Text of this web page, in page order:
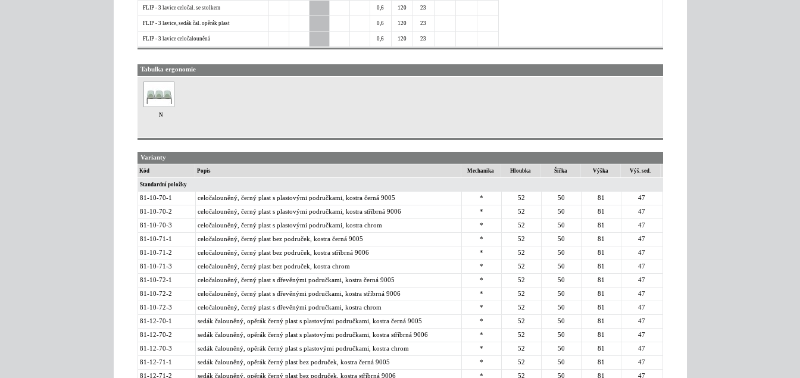
FLIP - 3 lavice celočal. se stolkem 0,6 120 23
FLIP - 3 lavice, sedák čal. opěrák plast 0,6 120 23
FLIP - 3 lavice celočalouněná 0,6 120 23
Tabulka ergonomie
N
Varianty
Kód Popis Mechanika Hloubka Šířka Výška Výš. sed.
Standardní položky
81-10-70-1 celočalouněný, černý plast s plastovými područkami, kostra černá 9005 * 52 50 81 47
81-10-70-2 celočalouněný, černý plast s plastovými područkami, kostra stříbrná 9006 * 52 50 81 47
81-10-70-3 celočalouněný, černý plast s plastovými područkami, kostra chrom * 52 50 81 47
81-10-71-1 celočalouněný, černý plast bez područek, kostra černá 9005 * 52 50 81 47
81-10-71-2 celočalouněný, černý plast bez područek, kostra stříbrná 9006 * 52 50 81 47
81-10-71-3 celočalouněný, černý plast bez područek, kostra chrom * 52 50 81 47
81-10-72-1 celočalouněný, černý plast s dřevěnými područkami, kostra černá 9005 * 52 50 81 47
81-10-72-2 celočalouněný, černý plast s dřevěnými područkami, kostra stříbrná 9006 * 52 50 81 47
81-10-72-3 celočalouněný, černý plast s dřevěnými područkami, kostra chrom * 52 50 81 47
81-12-70-1 sedák čalouněný, opěrák černý plast s plastovými područkami, kostra černá 9005 * 52 50 81 47
81-12-70-2 sedák čalouněný, opěrák černý plast s plastovými područkami, kostra stříbrná 9006 * 52 50 81 47
81-12-70-3 sedák čalouněný, opěrák černý plast s plastovými područkami, kostra chrom * 52 50 81 47
81-12-71-1 sedák čalouněný, opěrák černý plast bez područek, kostra černá 9005 * 52 50 81 47
81-12-71-2 sedák čalouněný, opěrák černý plast bez područek, kostra stříbrná 9006 * 52 50 81 47